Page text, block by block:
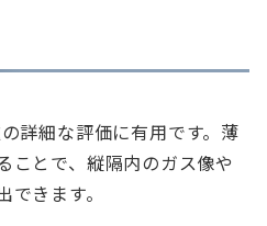
詳細な評価に有用です。薄
ことで、縦隔内のガス像や
きます。